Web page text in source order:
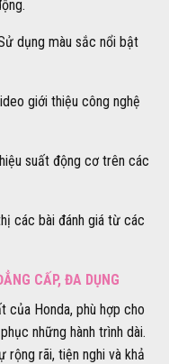
dụng màu sắc nổi bật
giới thiệu công nghệ
suất động cơ trên các
các bài đánh giá từ các
CẤP, ĐA DỤNG
của Honda, phù hợp cho
những hành trình dài.
rộng rãi, tiện nghi và khả